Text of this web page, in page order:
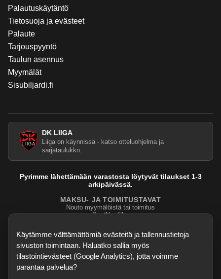
Palautuskäytäntö
Tietosuoja ja evästeet
Palaute
Tarjouspyyntö
Taulun asennus
Myymälät
Sisubiljardi.fi
DK LIIGA
Liiga on käynnissä - katso otteluohjelma ja
sarjataulukko.
Pyrimme lähettämään varastosta löytyvät tilaukset 1-3
arkipäivässä.
MAKSU- JA TOIMITUSTAVAT
Nouto myymälöistä tai toimitus
PostNordilla.
Evasteasetukset
Käytämme välttämättömiä evästeitä ja tallennustietoja
sivuston toimintaan. Haluatko sallia myös
tilastointievästeet (Google Analytics), jotta voimme
parantaa palvelua?